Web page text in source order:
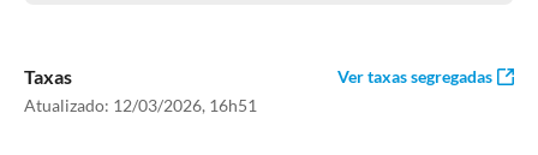
Taxas
Atualizado: 12/03/2026, 16h51
Ver taxas segregadas